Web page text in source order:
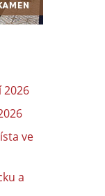
2026
ve
a